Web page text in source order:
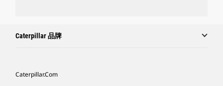
Caterpillar 品牌
Caterpillar.com